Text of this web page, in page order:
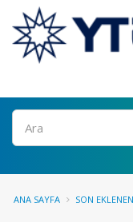
Ara
ANA SAYFA SON